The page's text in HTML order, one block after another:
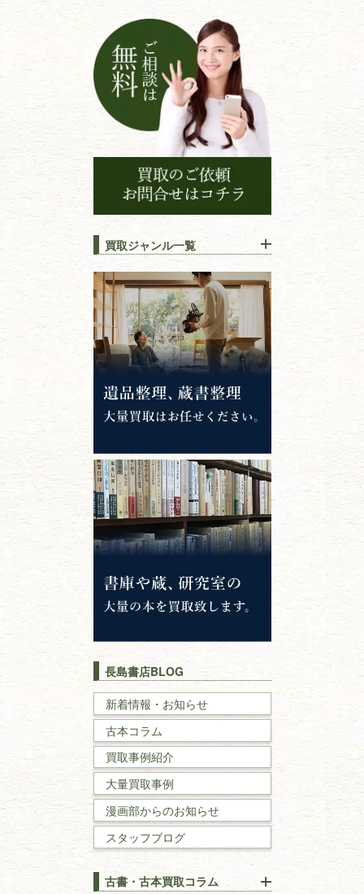
買取ジャンル一覧
江戸時代の書物
唐本・漢籍・
中国書物・朝鮮本
錦絵・浮世絵・版画・刷り物
専門書・ 学術書
哲学書・思想書
心理学・倫理学
仏教書
神道・神社仏閣
イスラム教
キリスト教
戦記・戦史
国文学・
理工書
数学書・物理学書
建築書
漢方・鍼灸・東洋医学
長島書店BLOG
新着情報・お知らせ
古本コラム
買取事例紹介
大量買取事例
漫画部からのお知らせ
スタッフブログ
古書・古本買取コラム